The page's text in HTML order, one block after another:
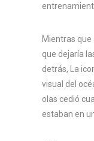
Mientras
que dejaría
detrás,
La
visual del
olas cedió
estaban en